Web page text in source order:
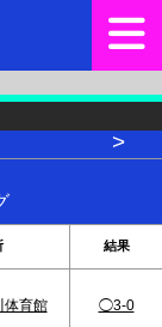
>
結果
体育館 ◯3-0